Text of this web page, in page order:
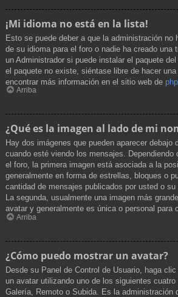
¡Mi idioma no está en la lista!
Esto se puede deber a que la administración no
de su idioma para el foro o nadie ha creado una
un Administrador si puede instalar el paquete
el paquete no existe, siéntase libre de hacer
encontrar más información en el sitio web de
Arriba
¿Qué es la imagen al lado de mi
Hay dos imágenes que pueden aparecer debajo
cuando esté viendo los mensajes. Dependiendo
el foro, la primera imagen está asociada a la
generalmente en forma de estrellas, bloques o
cantidad de mensajes publicados por usted o
La segunda, usualmente una imagen más
avatar y generalmente es única o personal para
Arriba
¿Cómo puedo mostrar un avatar?
Desde su Panel de Control de Usuario, haga clic
un avatar utilizando uno de los siguientes cuatro
Galería, Remoto o Subida. Es la administración